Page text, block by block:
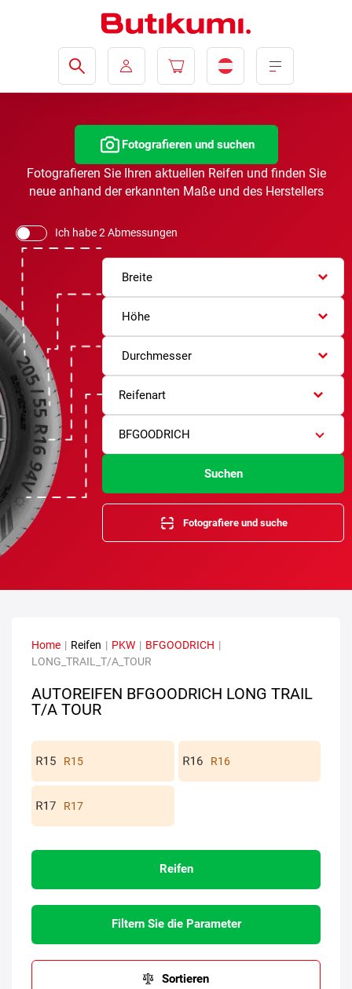
Fotografieren und suchen
Fotografieren Sie Ihren aktuellen Reifen und finden Sie
neue anhand der erkannten Maße und des Herstellers
Ich habe 2 Abmessungen
Breite
Höhe
Durchmesser
Reifenart
BFGOODRICH
Suchen
Fotografiere und suche
Home | Reifen | PKW | BFGOODRICH |
LONG_TRAIL_T/A_TOUR
AUTOREIFEN BFGOODRICH LONG TRAIL
T/A TOUR
R15 R16
R17
Reifen
Filtern Sie die Parameter
Sortieren